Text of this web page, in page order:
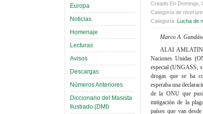
Europa
Noticias
Homenaje
Lecturas
Avisos
Descargas
Números Anteriores
Diccionario del Masista
Ilustrado (DMI)
Creado En Domingo,
Categoría de nivel
Categoría: Lucha de
Marco A.
ALAI
Naciones Unidas
especial (UNGASS,
drogas que se ha
esperaba una
de la ONU que
mitigación de la
países que van